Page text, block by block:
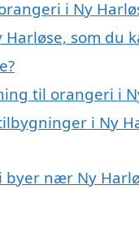
i Ny
som du
til orangeri i
i Ny
nær Ny